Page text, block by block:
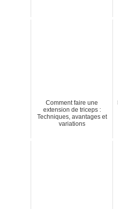
Comment faire une
extension de triceps :
Techniques, avantages et
variations